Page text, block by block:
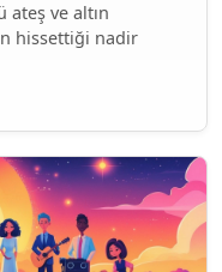
ateş ve altın
hissettiği nadir